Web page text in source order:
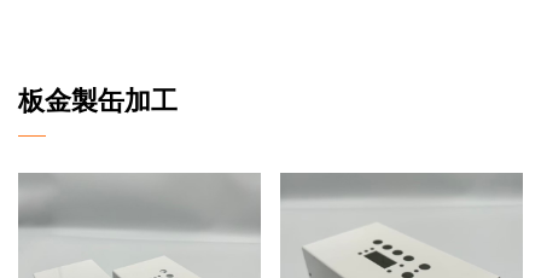
板金製缶加工